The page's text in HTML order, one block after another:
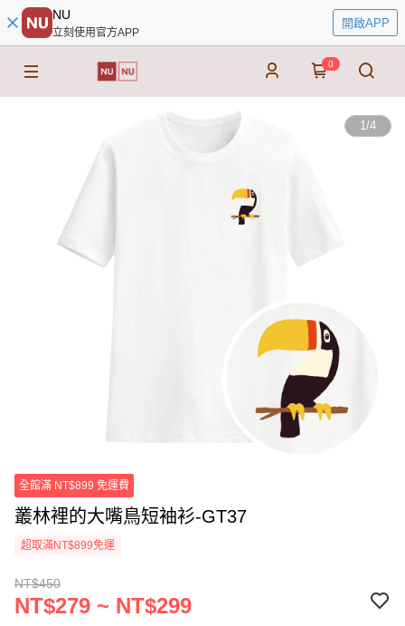
NU
立刻使用官方APP
開啟APP
0
1/4
全館滿 NT$899 免運費
叢林裡的大嘴鳥短袖衫-GT37
超取滿NT$899免運
NT$450
NT$279 ~ NT$299